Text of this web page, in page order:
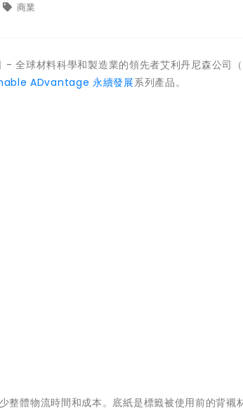
商業
全球材料科學和製造業的領先者艾利丹尼森公司
ADvantage 永續發展系列產品。
整體物流時間和成本。底紙是標籤被使用前的背襯